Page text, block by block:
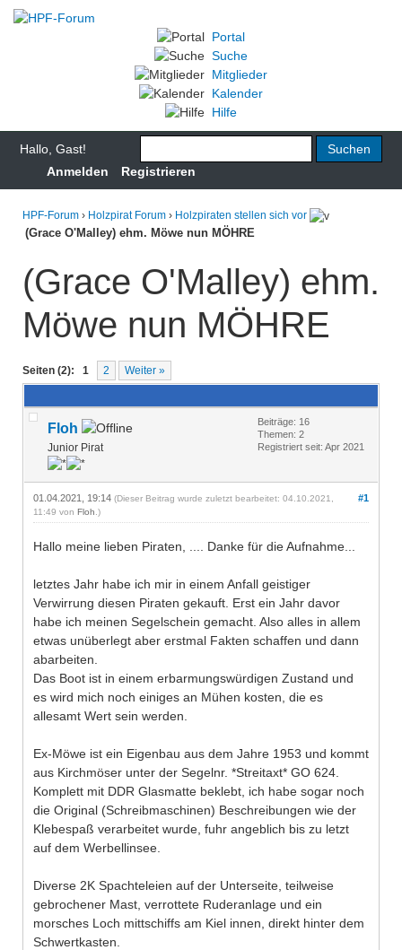
Portal
Suche
Mitglieder
Kalender
Hilfe
Hallo, Gast!
Anmelden
Registrieren
HPF-Forum › Holzpirat Forum › Holzpiraten stellen sich vor
(Grace O'Malley) ehm. Möwe nun MÖHRE
(Grace O'Malley) ehm.
Möwe nun MÖHRE
Seiten (2): 1 2 Weiter »
Floh
Junior Pirat
Beiträge: 16
Themen: 2
Registriert seit: Apr 2021
#1
01.04.2021, 19:14 (Dieser Beitrag wurde zuletzt bearbeitet: 04.10.2021,
11:49 von Floh .)
Hallo meine lieben Piraten, .... Danke für die Aufnahme...
letztes Jahr habe ich mir in einem Anfall geistiger
Verwirrung diesen Piraten gekauft. Erst ein Jahr davor
habe ich meinen Segelschein gemacht. Also alles in allem
etwas unüberlegt aber erstmal Fakten schaffen und dann
abarbeiten.
Das Boot ist in einem erbarmungswürdigen Zustand und
es wird mich noch einiges an Mühen kosten, die es
allesamt Wert sein werden.
Ex-Möwe ist ein Eigenbau aus dem Jahre 1953 und kommt
aus Kirchmöser unter der Segelnr. *Streitaxt* GO 624.
Komplett mit DDR Glasmatte beklebt, ich habe sogar noch
die Original (Schreibmaschinen) Beschreibungen wie der
Klebespaß verarbeitet wurde, fuhr angeblich bis zu letzt
auf dem Werbellinsee.
Diverse 2K Spachteleien auf der Unterseite, teilweise
gebrochener Mast, verrottete Ruderanlage und ein
morsches Loch mittschiffs am Kiel innen, direkt hinter dem
Schwertkasten.